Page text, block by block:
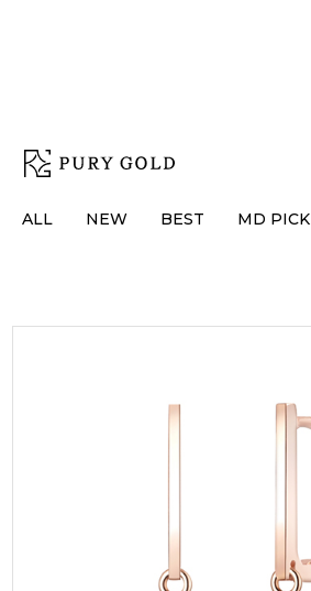
ALL NEW BEST MD PICK